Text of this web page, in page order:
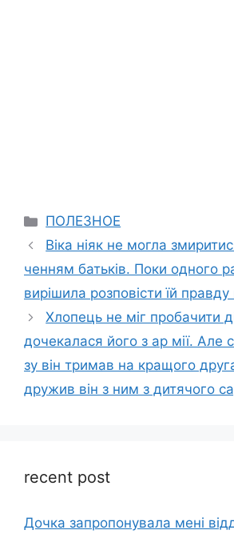
Categories
ПОЛЕЗНОЕ
Віка ніяк не могла
ченням батьків. Поки одного
вирішила розповісти їй
Хлопець не міг пробачити
дочекалася його з ар мії. Але
зу він тримав на кращого
дружив він з ним з дитячого
recent post
Дочка запpопонувала мені